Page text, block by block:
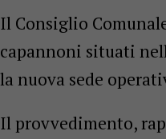
Il Consiglio
capannoni situati
la nuova sede
Il provvedimento,